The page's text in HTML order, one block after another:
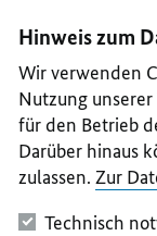
II
III
IV
V
Hinweis zum
Wir verwenden
Nutzung
für den Betrieb
Darüber hinaus
zulassen. Zur
Technisch